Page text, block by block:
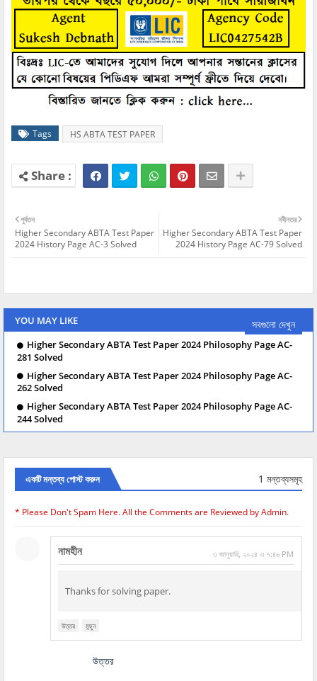
Tags HS ABTA TEST PAPER
নবীনতর
Higher Secondary ABTA Test Paper
2024 History Page AC-79 Solved
পূর্বতন
Higher Secondary ABTA Test Paper
2024 History Page AC-3 Solved
YOU MAY LIKE সবগুলো দেখুন
Higher Secondary ABTA Test Paper 2024 Philosophy Page AC-
281 Solved
Higher Secondary ABTA Test Paper 2024 Philosophy Page AC-
262 Solved
Higher Secondary ABTA Test Paper 2024 Philosophy Page AC-
244 Solved
একটি মন্তব্য পোস্ট করুন 1 মন্তব্যসমূহ
* Please Don't Spam Here. All the Comments are Reviewed by Admin.
নামহীন ৩ জানুয়ারি, ২০২৪ এ ৭:৪৬ PM
Thanks for solving paper.
উত্তর মুছুন
উত্তর